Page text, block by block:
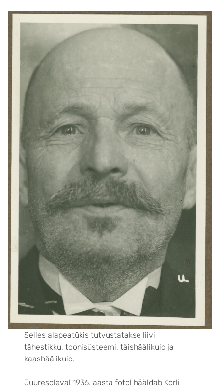
Selles alapeatükis tutvustatakse liivi
tähestikku, toonisüsteemi, täishäälikuid ja
kaashäälikuid.
Juuresoleval 1936. aasta fotol hääldab Kōrli